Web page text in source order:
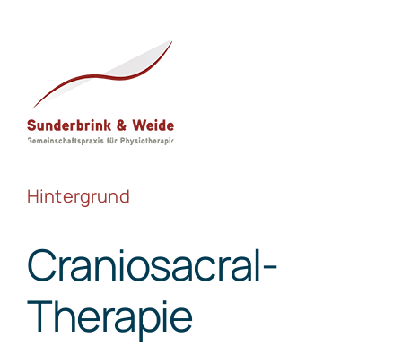
Hintergrund
Craniosacral-
Therapie